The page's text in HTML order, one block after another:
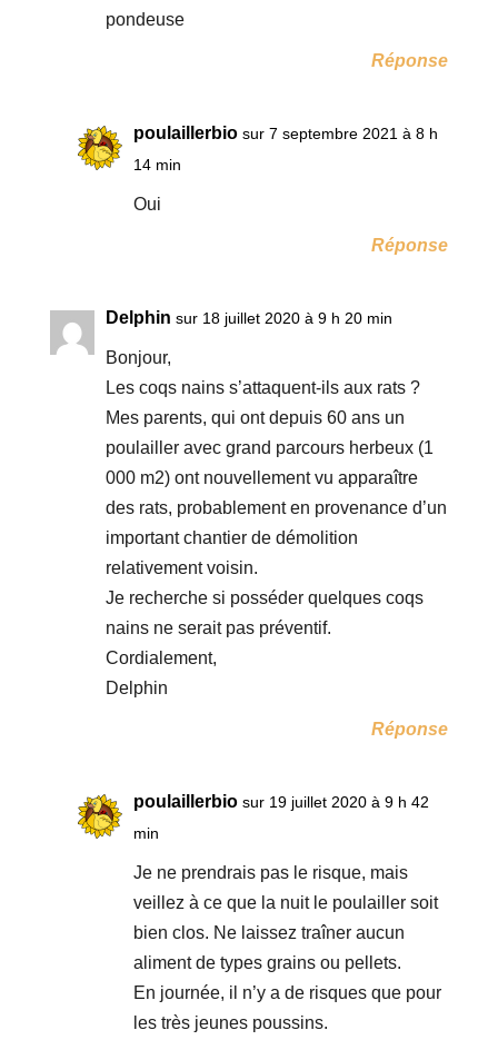
pondeuse
Réponse
poulaillerbio sur 7 septembre 2021 à 8 h
14 min
Oui
Réponse
Delphin sur 18 juillet 2020 à 9 h 20 min
Bonjour,
Les coqs nains s’attaquent-ils aux rats ?
Mes parents, qui ont depuis 60 ans un
poulailler avec grand parcours herbeux (1
000 m2) ont nouvellement vu apparaître
des rats, probablement en provenance d’un
important chantier de démolition
relativement voisin.
Je recherche si posséder quelques coqs
nains ne serait pas préventif.
Cordialement,
Delphin
Réponse
poulaillerbio sur 19 juillet 2020 à 9 h 42
min
Je ne prendrais pas le risque, mais
veillez à ce que la nuit le poulailler soit
bien clos. Ne laissez traîner aucun
aliment de types grains ou pellets.
En journée, il n’y a de risques que pour
les très jeunes poussins.